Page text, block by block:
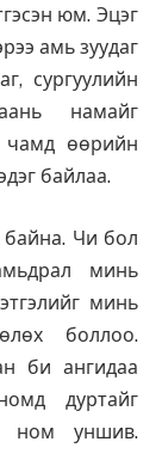
юм. Эцэг
амь зуудаг
сургуулийн
намайг
чамд өөрийн
байлаа.
байна. Чи бол
минь
минь
боллоо.
би ангидаа
дуртайг
ном уншив.